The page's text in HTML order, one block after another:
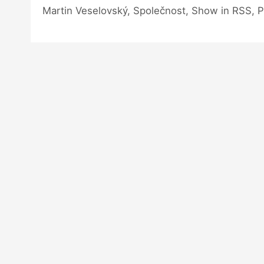
Martin Veselovský, Společnost, Show in RSS,